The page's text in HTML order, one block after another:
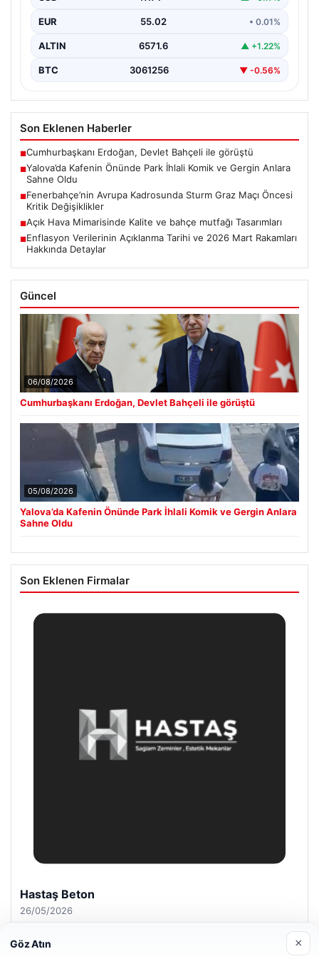
EUR 55.02 • 0.01%
ALTIN 6571.6 ▲ +1.22%
BTC 3061256 ▼ -0.56%
Son Eklenen Haberler
■Cumhurbaşkanı Erdoğan, Devlet Bahçeli ile görüştü
■Yalova’da Kafenin Önünde Park İhlali Komik ve Gergin Anlara
Sahne Oldu
■Fenerbahçe’nin Avrupa Kadrosunda Sturm Graz Maçı Öncesi
Kritik Değişiklikler
■Açık Hava Mimarisinde Kalite ve bahçe mutfağı Tasarımları
■Enflasyon Verilerinin Açıklanma Tarihi ve 2026 Mart Rakamları
Hakkında Detaylar
Güncel
06/08/2026
Cumhurbaşkanı Erdoğan, Devlet Bahçeli ile görüştü
05/08/2026
Yalova’da Kafenin Önünde Park İhlali Komik ve Gergin Anlara
Sahne Oldu
Son Eklenen Firmalar
Hastaş Beton
26/05/2026
Göz Atın ×